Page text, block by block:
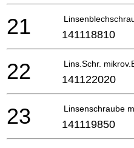
21 141118810
Lins.Schr.
22 141122020
Linsenschraube
23 141119850